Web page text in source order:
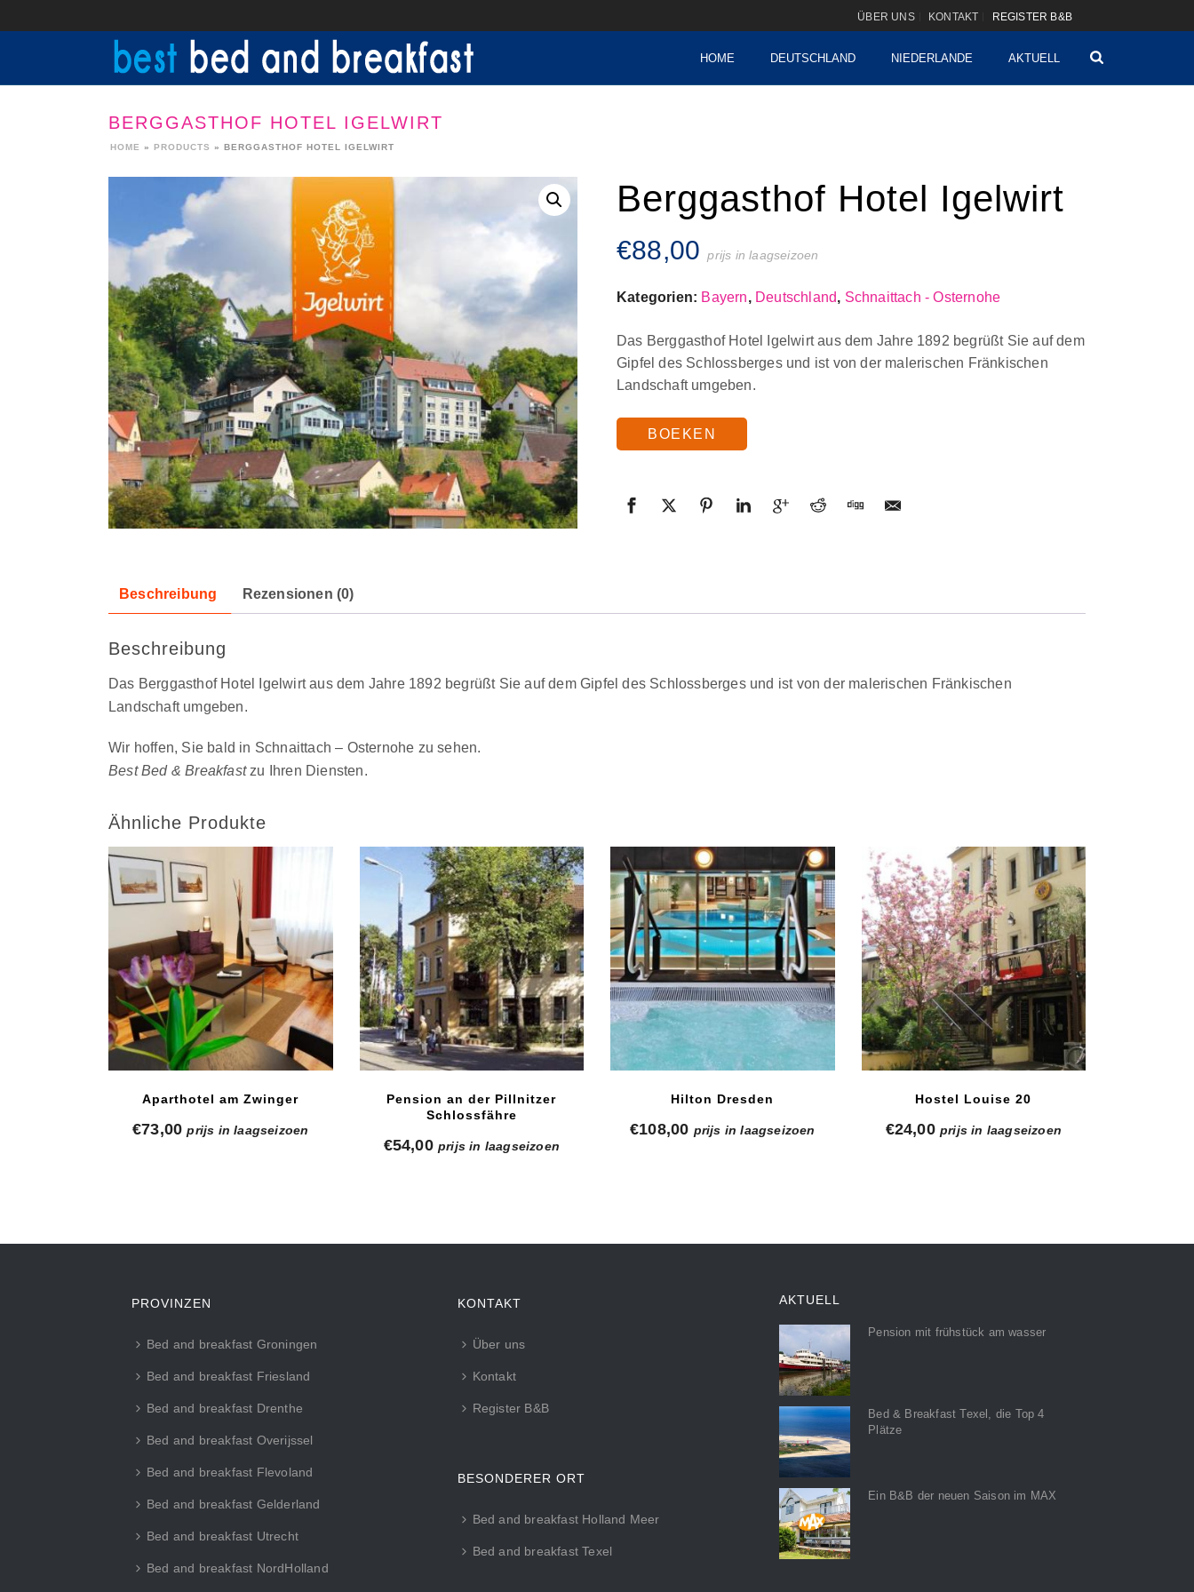
ÜBER UNS KONTAKT REGISTER B&B
HOME DEUTSCHLAND NIEDERLANDE AKTUELL
BERGGASTHOF HOTEL IGELWIRT
HOME » PRODUCTS » BERGGASTHOF HOTEL IGELWIRT
Berggasthof Hotel Igelwirt
€88,00 prijs in laagseizoen
Kategorien: Bayern, Deutschland, Schnaittach - Osternohe
Das Berggasthof Hotel Igelwirt aus dem Jahre 1892 begrüßt Sie auf dem
Gipfel des Schlossberges und ist von der malerischen Fränkischen
Landschaft umgeben.
BOEKEN
Beschreibung Rezensionen (0)
Beschreibung
Das Berggasthof Hotel Igelwirt aus dem Jahre 1892 begrüßt Sie auf dem Gipfel des Schlossberges und ist von der malerischen Fränkischen
Landschaft umgeben.
Wir hoffen, Sie bald in Schnaittach – Osternohe zu sehen.
Best Bed & Breakfastzu Ihren Diensten.
Ähnliche Produkte
Aparthotel am Zwinger
€73,00 prijs in laagseizoen
Pension an der Pillnitzer
Schlossfähre
€54,00 prijs in laagseizoen
Hilton Dresden
€108,00 prijs in laagseizoen
Hostel Louise 20
€24,00 prijs in laagseizoen
PROVINZEN
Bed and breakfast Groningen
Bed and breakfast Friesland
Bed and breakfast Drenthe
Bed and breakfast Overijssel
Bed and breakfast Flevoland
Bed and breakfast Gelderland
Bed and breakfast Utrecht
Bed and breakfast NordHolland
KONTAKT
Über uns
Kontakt
Register B&B
BESONDERER ORT
Bed and breakfast Holland Meer
Bed and breakfast Texel
AKTUELL
Pension mit frühstück am wasser
Bed & Breakfast Texel, die Top 4
Plätze
Ein B&B der neuen Saison im MAX